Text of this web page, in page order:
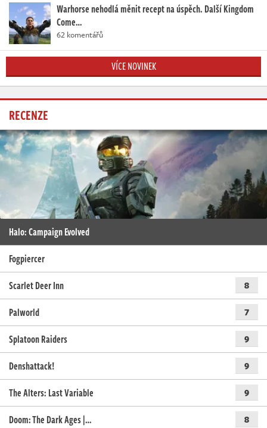
Warhorse nehodlá měnit recept na úspěch. Další Kingdom
Come…
62 komentářů
VÍCE NOVINEK
RECENZE
Halo: Campaign Evolved
Fogpiercer
Scarlet Deer Inn
8
Palworld 7
Splatoon Raiders 9
Denshattack! 9
The Alters: Last Variable 9
Doom: The Dark Ages |… 8